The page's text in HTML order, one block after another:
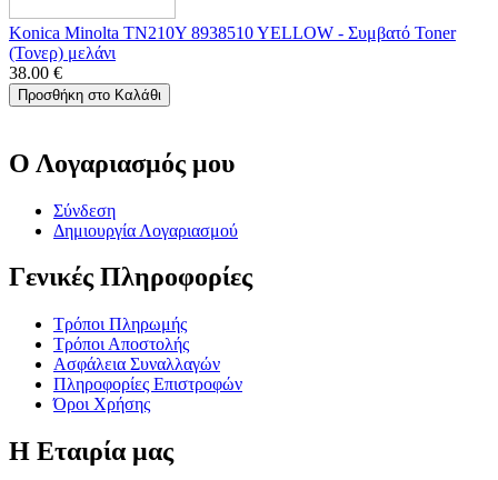
Konica Minolta TN210Y 8938510 YELLOW - Συμβατό Toner
(Τονερ) μελάνι
38.00 €
Προσθήκη στο Καλάθι
Ο Λογαριασμός μου
Σύνδεση
Δημιουργία Λογαριασμού
Γενικές Πληροφορίες
Τρόποι Πληρωμής
Τρόποι Αποστολής
Ασφάλεια Συναλλαγών
Πληροφορίες Επιστροφών
Όροι Χρήσης
Η Εταιρία μας